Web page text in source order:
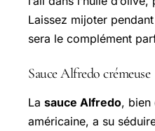
Laissez mijoter
sera le complément
Sauce Alfredo crémeuse
La sauce Alfredo, bien
américaine, a su